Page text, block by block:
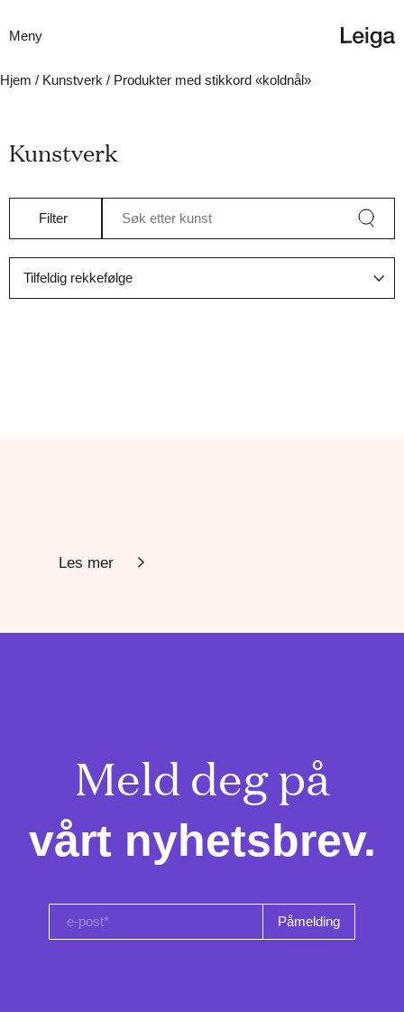
Meny
Hjem / Kunstverk / Produkter med stikkord «koldnål»
Kunstverk
Filter Søk etter kunst
Les mer
Meld deg på
vårt nyhetsbrev.
e-post*